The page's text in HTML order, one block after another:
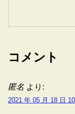
コメント
匿名 より:
2021 年 05 月 18 日